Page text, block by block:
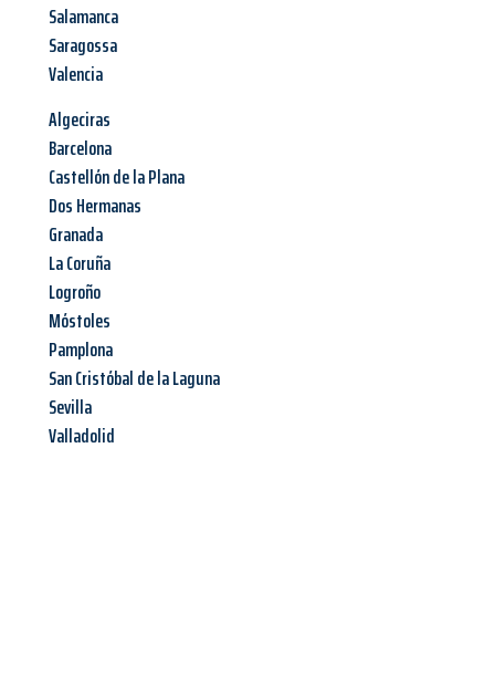
Salamanca
Saragossa
Valencia
Algeciras
Barcelona
Castellón de la Plana
Dos Hermanas
Granada
La Coruña
Logroño
Móstoles
Pamplona
San Cristóbal de la Laguna
Sevilla
Valladolid